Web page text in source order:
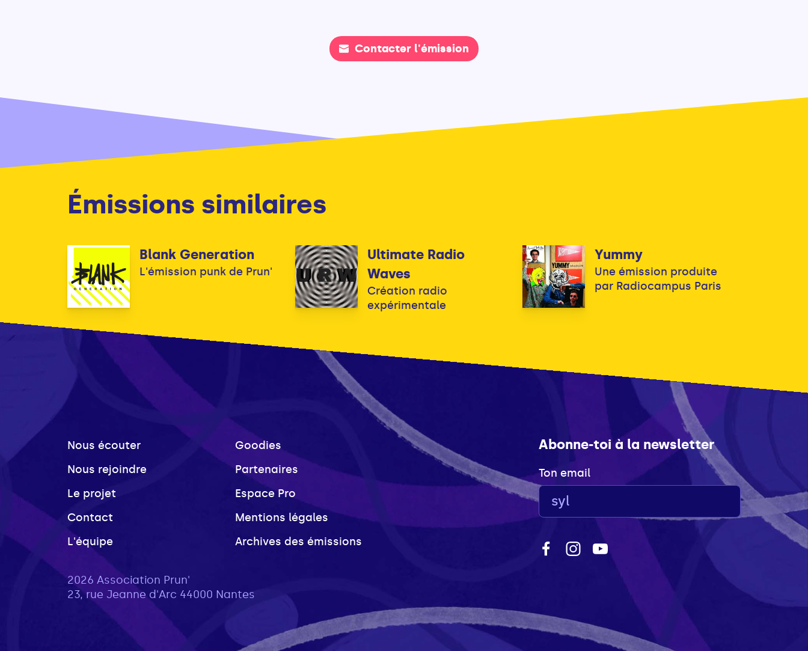
Contacter l'émission
Émissions similaires
Blank Generation
L'émission punk de Prun'
Ultimate Radio
Waves
Création radio
expérimentale
Yummy
Une émission produite
par Radiocampus Paris
Nous écouter
Nous rejoindre
Le projet
Contact
L'équipe
Goodies
Partenaires
Espace Pro
Mentions légales
Archives des émissions
Abonne-toi à la newsletter
Ton email
2026 Association Prun'
23, rue Jeanne d'Arc 44000 Nantes